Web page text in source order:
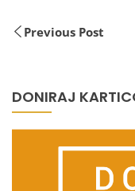
Previous Post
DONIRAJ